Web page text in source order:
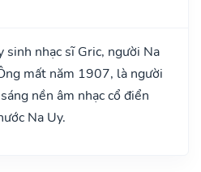
sinh nhạc sĩ Gric, người Na
mất năm 1907, là người
nền âm nhạc cổ điển
Na Uy.